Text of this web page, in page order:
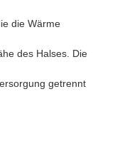
die Wärme
des Halses. Die
getrennt